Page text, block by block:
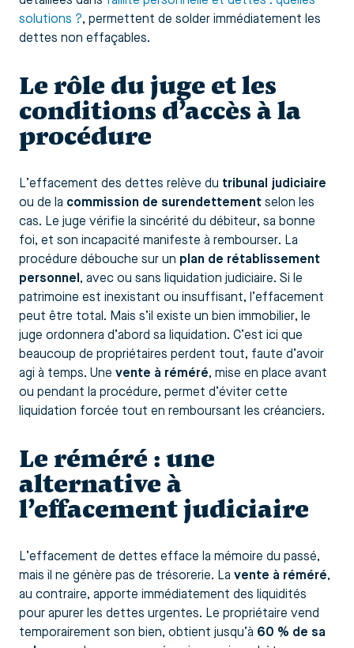
solutions ?, permettent de solder immédiatement les
dettes non effaçables.
Le rôle du juge et les
conditions d’accès à la
procédure
L’effacement des dettes relève du tribunal judiciaire
ou de la commission de surendettement selon les
cas. Le juge vérifie la sincérité du débiteur, sa bonne
foi, et son incapacité manifeste à rembourser. La
procédure débouche sur un plan de rétablissement
personnel , avec ou sans liquidation judiciaire. Si le
patrimoine est inexistant ou insuffisant, l’effacement
peut être total. Mais s’il existe un bien immobilier, le
juge ordonnera d’abord sa liquidation. C’est ici que
beaucoup de propriétaires perdent tout, faute d’avoir
agi à temps. Une vente à réméré, mise en place avant
ou pendant la procédure, permet d’éviter cette
liquidation forcée tout en remboursant les créanciers.
Le réméré : une
alternative à
l’effacement judiciaire
L’effacement de dettes efface la mémoire du passé,
mais il ne génère pas de trésorerie. La vente à réméré,
au contraire, apporte immédiatement des liquidités
pour apurer les dettes urgentes. Le propriétaire vend
temporairement son bien, obtient jusqu’à 60 % de sa